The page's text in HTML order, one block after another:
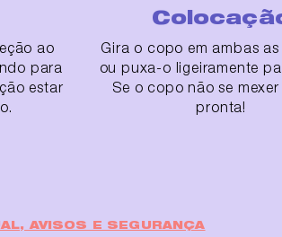
ao
para
estar
Gira o copo em ambas as
ou puxa-o ligeiramente
Se o copo não se
pronta!
AVISOS E SEGURANÇA